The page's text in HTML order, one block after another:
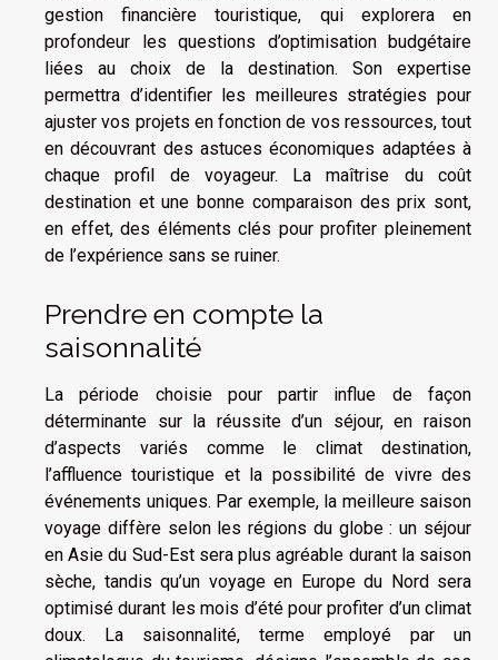
gestion financière touristique, qui explorera en
profondeur les questions d’optimisation budgétaire
liées au choix de la destination. Son expertise
permettra d’identifier les meilleures stratégies pour
ajuster vos projets en fonction de vos ressources, tout
en découvrant des astuces économiques adaptées à
chaque profil de voyageur. La maîtrise du coût
destination et une bonne comparaison des prix sont,
en effet, des éléments clés pour profiter pleinement
de l’expérience sans se ruiner.
Prendre en compte la
saisonnalité
La période choisie pour partir influe de façon
déterminante sur la réussite d’un séjour, en raison
d’aspects variés comme le climat destination,
l’affluence touristique et la possibilité de vivre des
événements uniques. Par exemple, la meilleure saison
voyage diffère selon les régions du globe : un séjour
en Asie du Sud-Est sera plus agréable durant la saison
sèche, tandis qu’un voyage en Europe du Nord sera
optimisé durant les mois d’été pour profiter d’un climat
doux. La saisonnalité, terme employé par un